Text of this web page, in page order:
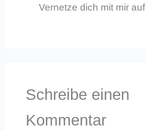
Vernetze dich mit mir auf
Schreibe einen
Kommentar